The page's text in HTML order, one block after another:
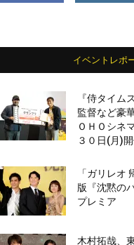
イベントレポ
『侍タイム
監督など豪
ＯＨＯシネ
３０日(月)
「ガリレオ
版『沈黙の
プレミア
木村拓哉、